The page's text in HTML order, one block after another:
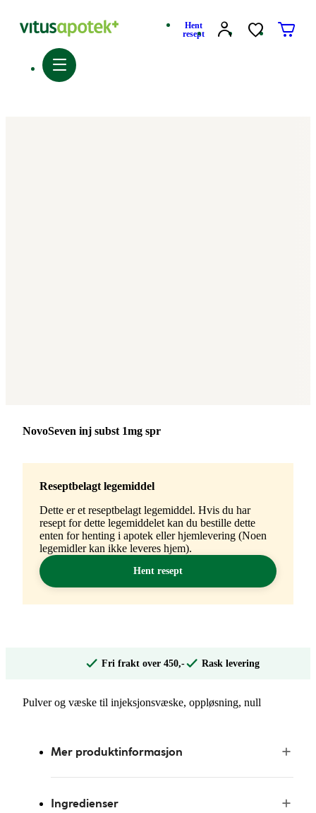
Hent
resept
Merke:
NovoSeven inj subst 1mg spr
Reseptbelagt legemiddel
Dette er et reseptbelagt legemiddel. Hvis du har
resept for dette legemiddelet kan du bestille dette
enten for henting i apotek eller hjemlevering (Noen
legemidler kan ikke leveres hjem).
Hent resept
Fri frakt over 450,- Rask levering
Pulver og væske til injeksjonsvæske, oppløsning, null
Mer produktinformasjon
Ingredienser